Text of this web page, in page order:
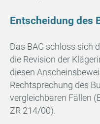
Entscheidung des
Das BAG schloss sich
die Revision der
diesen
Rechtsprechung des
vergleichbaren Fällen
ZR 214/00).